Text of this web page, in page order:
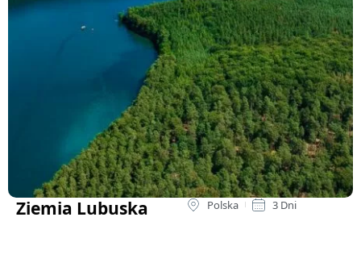
Ziemia Lubuska Polska 3 Dni